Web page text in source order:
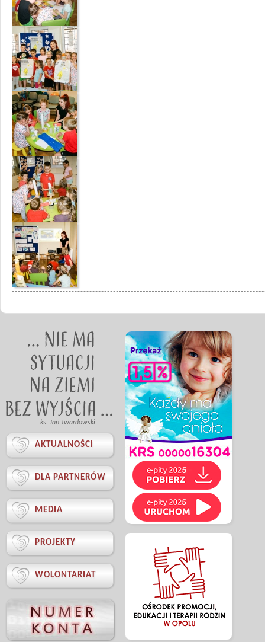
ks. Jan Twardowski
 AKTUALNOŚCI
 DLA PARTNERÓW
 MEDIA
 PROJEKTY
 WOLONTARIAT